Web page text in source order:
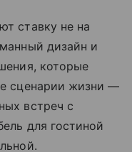
ставку не на
дизайн и
которые
сценарии жизни —
встреч с
для гостиной